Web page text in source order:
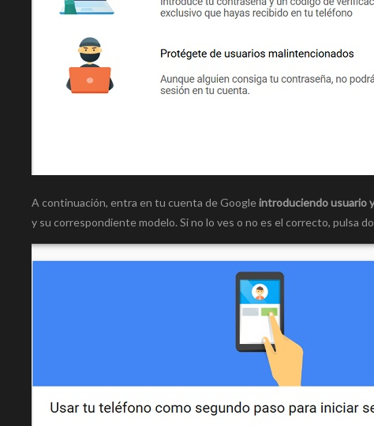
A continuación, entra en tu cuenta de Googleintroduciendo usuario
y su correspondiente modelo. Si no lo ves o no es el correcto, pulsa